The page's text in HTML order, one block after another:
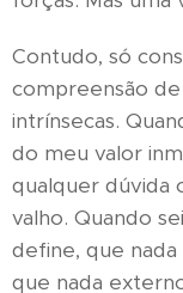
Contudo, só
compreensão
intrínsecas.
do meu valor
qualquer dúvida
valho. Quando
define, que
que nada